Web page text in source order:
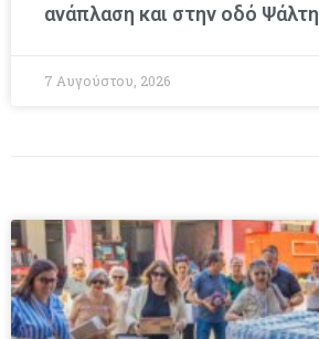
ανάπλαση και στην οδό Ψάλτη
7 Αυγούστου, 2026